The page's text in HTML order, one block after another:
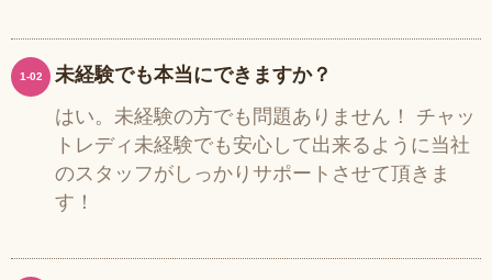
1-02
未経験でも本当にできますか？
はい。未経験の方でも問題ありません！ チャッ
トレディ未経験でも安心して出来るように当社
のスタッフがしっかりサポートさせて頂きま
す！